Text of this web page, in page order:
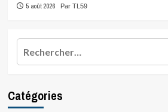
5 août 2026 Par TL59
Catégories